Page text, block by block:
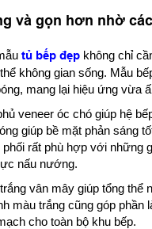
và gọn hơn nhờ
tủ bếp đẹp không chỉ
không gian sống. Mẫu
mang lại hiệu ứng vừa
veneer óc chó giúp hệ
giúp bề mặt phản sáng
rất phù hợp với những
nấu nướng.
vân mây giúp tổng
màu trắng cũng góp
cho toàn bộ khu bếp.